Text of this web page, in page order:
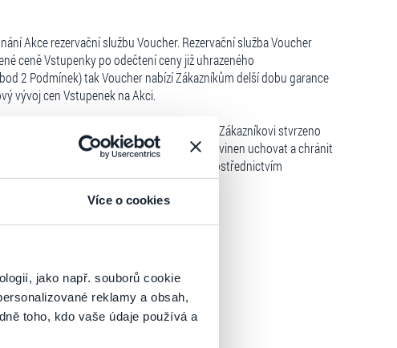
Více o cookies
jako např. souborů cookie
reklamy a obsah,
toho, kdo vaše údaje používá a
Akce rezervační službu Voucher. Rezervační služba Voucher
ceně Vstupenky po odečtení ceny již uhrazeného
2 Podmínek) tak Voucher nabízí Zákazníkům delší dobu garance
vývoj cen Vstupenek na Akci.
Voucheru. Poskytnutí služby Voucher je Zákazníkovi stvrzeno
Jedinečný kód Voucheru je Zákazník povinen uchovat a chránit
Službu Voucher lze objednat pouze prostřednictvím
6 níže.